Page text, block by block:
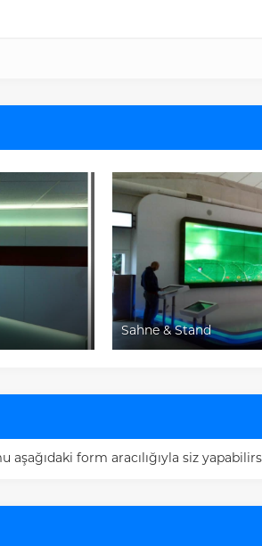
Sahne & Stand
aşağıdaki form aracılığıyla siz